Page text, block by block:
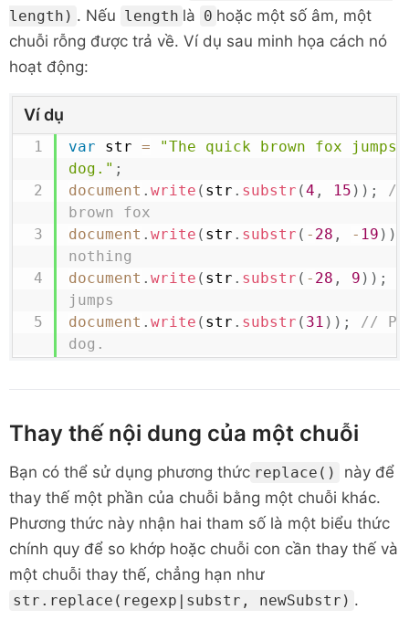
length) . Nếu length là 0 hoặc một số âm, một
chuỗi rỗng được trả về. Ví dụ sau minh họa cách nó
hoạt động:
Ví dụ
var str =
"The quick brown fox
dog." ;
document . write ( str . substr (4 , 15 ) ) ;
//
brown fox
document . write ( str . substr ( - 28 , - 19 ) )
nothing
document . write ( str . substr ( - 28 , 9 ) ) ;
jumps
document . write ( str . substr ( 31 ) ) ;
//
dog.
Thay thế nội dung của một chuỗi
Bạn có thể sử dụng phương thức replace()
này để
thay thế một phần của chuỗi bằng một chuỗi khác.
Phương thức này nhận hai tham số là một biểu thức
chính quy để so khớp hoặc chuỗi con cần thay thế và
một chuỗi thay thế, chẳng hạn như
str.replace(regexp|substr, newSubstr) .